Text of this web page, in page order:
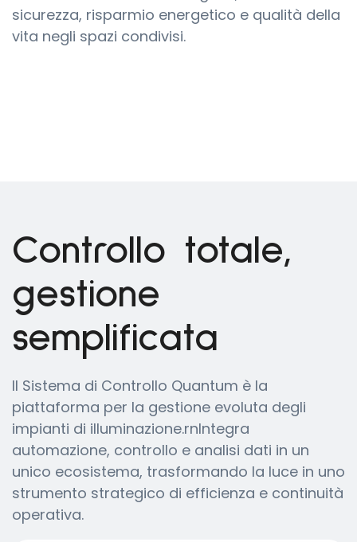
sicurezza, risparmio energetico e qualità della
vita negli spazi condivisi.
Controllo totale,
gestione
semplificata
Il Sistema di Controllo Quantum è la
piattaforma per la gestione evoluta degli
impianti di illuminazione.rnIntegra
automazione, controllo e analisi dati in un
unico ecosistema, trasformando la luce in uno
strumento strategico di efficienza e continuità
operativa.